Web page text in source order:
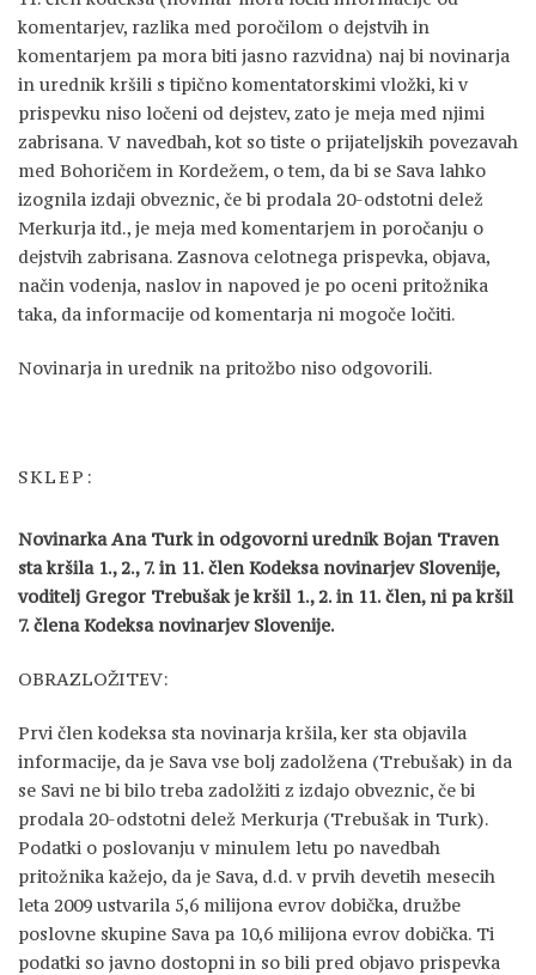
komentarjev, razlika med poročilom o dejstvih in
komentarjem pa mora biti jasno razvidna) naj bi novinarja
in urednik kršili s tipično komentatorskimi vložki, ki v
prispevku niso ločeni od dejstev, zato je meja med njimi
zabrisana. V navedbah, kot so tiste o prijateljskih povezavah
med Bohoričem in Kordežem, o tem, da bi se Sava lahko
izognila izdaji obveznic, če bi prodala 20-odstotni delež
Merkurja itd., je meja med komentarjem in poročanju o
dejstvih zabrisana. Zasnova celotnega prispevka, objava,
način vodenja, naslov in napoved je po oceni pritožnika
taka, da informacije od komentarja ni mogoče ločiti.
Novinarja in urednik na pritožbo niso odgovorili.
SKLEP:
Novinarka Ana Turk in odgovorni urednik Bojan Traven
sta kršila 1., 2., 7. in 11. člen Kodeksa novinarjev Slovenije,
voditelj Gregor Trebušak je kršil 1., 2. in 11. člen, ni pa kršil
7. člena Kodeksa novinarjev Slovenije.
OBRAZLOŽITEV:
Prvi člen kodeksa sta novinarja kršila, ker sta objavila
informacije, da je Sava vse bolj zadolžena (Trebušak) in da
se Savi ne bi bilo treba zadolžiti z izdajo obveznic, če bi
prodala 20-odstotni delež Merkurja (Trebušak in Turk).
Podatki o poslovanju v minulem letu po navedbah
pritožnika kažejo, da je Sava, d.d. v prvih devetih mesecih
leta 2009 ustvarila 5,6 milijona evrov dobička, družbe
poslovne skupine Sava pa 10,6 milijona evrov dobička. Ti
podatki so javno dostopni in so bili pred objavo prispevka